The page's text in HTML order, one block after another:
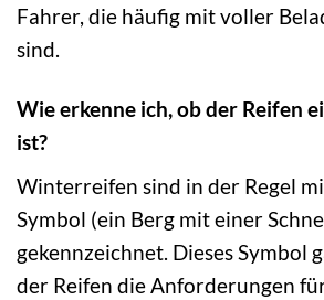
Fahrer, die häufig mit voller
sind.
Wie erkenne ich, ob der Reifen
ist?
Winterreifen sind in der Regel
Symbol (ein Berg mit einer
gekennzeichnet. Dieses Symbol
der Reifen die Anforderungen